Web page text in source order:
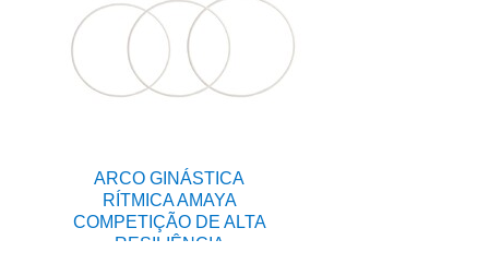
ARCO GINÁSTICA
RÍTMICA AMAYA
COMPETIÇÃO DE ALTA
RESILIÊNCIA